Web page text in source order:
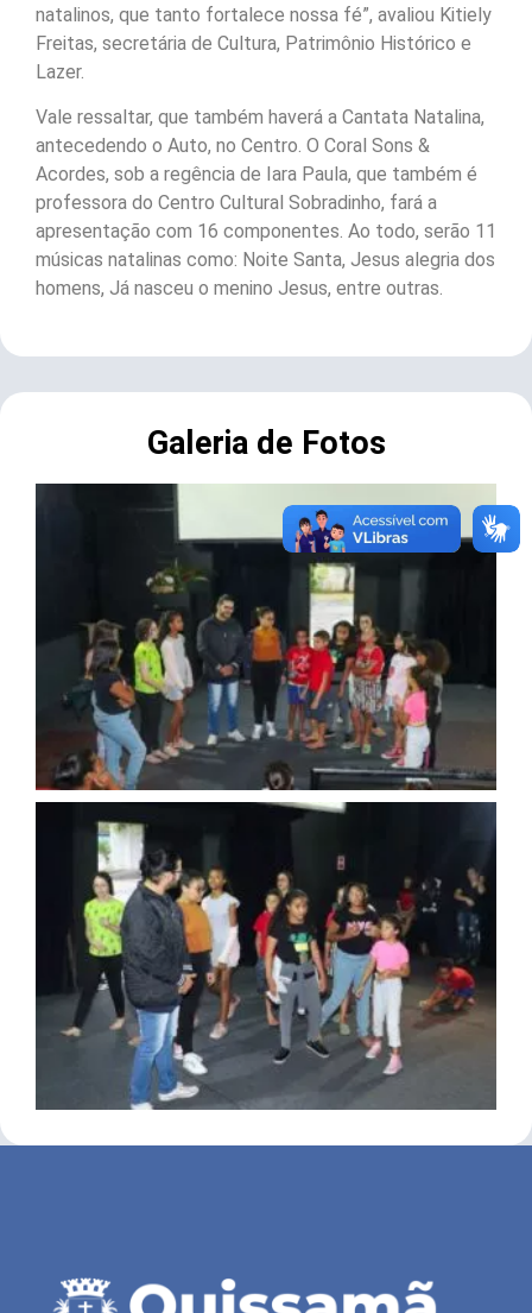
natalinos, que tanto fortalece nossa fé”, avaliou Kitiely
Freitas, secretária de Cultura, Patrimônio Histórico e
Lazer.
Vale ressaltar, que também haverá a Cantata Natalina,
antecedendo o Auto, no Centro. O Coral Sons &
Acordes, sob a regência de Iara Paula, que também é
professora do Centro Cultural Sobradinho, fará a
apresentação com 16 componentes. Ao todo, serão 11
músicas natalinas como: Noite Santa, Jesus alegria dos
homens, Já nasceu o menino Jesus, entre outras.
Galeria de Fotos